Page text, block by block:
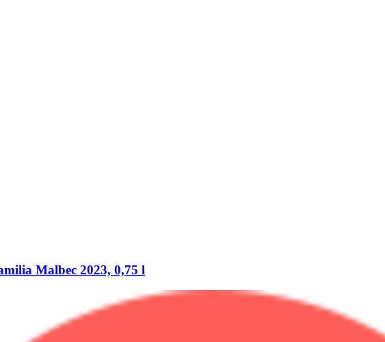
Malbec 2023, 0,75 l